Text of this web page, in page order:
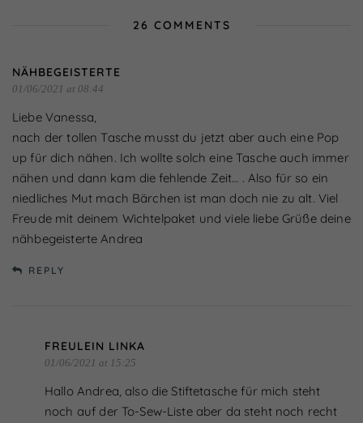
26 COMMENTS
NÄHBEGEISTERTE
01/06/2021 at 08:44
Liebe Vanessa,
nach der tollen Tasche musst du jetzt aber auch eine Pop
up für dich nähen. Ich wollte solch eine Tasche auch immer
nähen und dann kam die fehlende Zeit… . Also für so ein
niedliches Mut mach Bärchen ist man doch nie zu alt. Viel
Freude mit deinem Wichtelpaket und viele liebe Grüße deine
nähbegeisterte Andrea
REPLY
FREULEIN LINKA
01/06/2021 at 15:25
Hallo Andrea, also die Stiftetasche für mich steht
noch auf der To-Sew-Liste aber da steht noch recht